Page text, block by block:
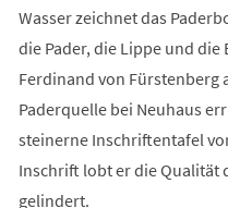
Wasser zeichnet das
die Pader, die Lippe und die
Ferdinand von Fürstenberg
Paderquelle bei Neuhaus
steinerne Inschriftentafel
Inschrift lobt er die Qualität
gelindert.